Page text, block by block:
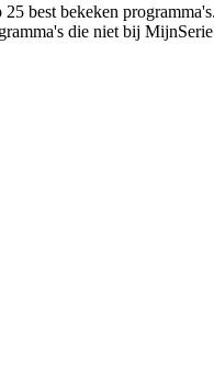
best bekeken
die niet bij